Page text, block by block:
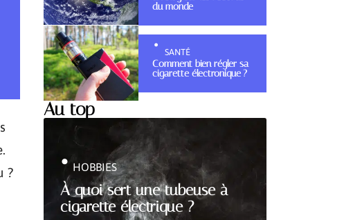
?
du monde
SANTÉ
Comment bien régler sa
cigarette électronique ?
Au top
À quoi sert une tubeuse à
cigarette électrique ?
HOBBIES